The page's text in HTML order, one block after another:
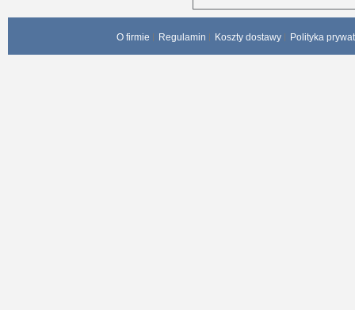
O firmie Regulamin Koszty dostawy Polityka